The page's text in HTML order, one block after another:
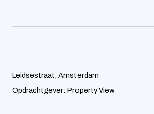
Leidsestraat, Amsterdam
Opdrachtgever: Property View